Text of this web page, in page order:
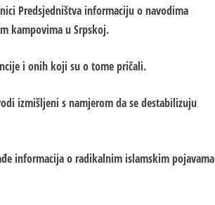
Predsjedništva informaciju o navodima
kampovima u Srpskoj.
i onih koji su o tome pričali.
izmišljeni s namjerom da se destabilizuju
informacija o radikalnim islamskim pojavama